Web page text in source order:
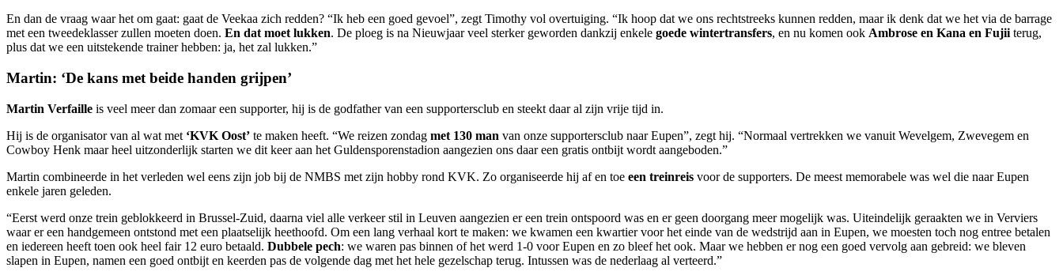
En dan de vraag waar het om gaat: gaat de Veekaa zich redden? “Ik heb een goed gevoel”, zegt Timothy vol overtuiging. “Ik hoop dat we ons rechtstreeks kunnen redden, maar ik denk dat we het via de barrage
met een tweedeklasser zullen moeten doen. En dat moet lukken. De ploeg is na Nieuwjaar veel sterker geworden dankzij enkele goede wintertransfers, en nu komen ook Ambrose en Kana en Fujii terug,
plus dat we een uitstekende trainer hebben: ja, het zal lukken.”
Martin: ‘De kans met beide handen grijpen’
Martin Verfaille is veel meer dan zomaar een supporter, hij is de godfather van een supportersclub en steekt daar al zijn vrije tijd in.
Hij is de organisator van al wat met ‘KVK Oost’ te maken heeft. “We reizen zondag met 130 man van onze supportersclub naar Eupen”, zegt hij. “Normaal vertrekken we vanuit Wevelgem, Zwevegem en
Cowboy Henk maar heel uitzonderlijk starten we dit keer aan het Guldensporenstadion aangezien ons daar een gratis ontbijt wordt aangeboden.”
Martin combineerde in het verleden wel eens zijn job bij de NMBS met zijn hobby rond KVK. Zo organiseerde hij af en toe een treinreis voor de supporters. De meest memorabele was wel die naar Eupen
enkele jaren geleden.
“Eerst werd onze trein geblokkeerd in Brussel-Zuid, daarna viel alle verkeer stil in Leuven aangezien er een trein ontspoord was en er geen doorgang meer mogelijk was. Uiteindelijk geraakten we in Verviers
waar er een handgemeen ontstond met een plaatselijk heethoofd. Om een lang verhaal kort te maken: we kwamen een kwartier voor het einde van de wedstrijd aan in Eupen, we moesten toch nog entree betalen
en iedereen heeft toen ook heel fair 12 euro betaald. Dubbele pech: we waren pas binnen of het werd 1-0 voor Eupen en zo bleef het ook. Maar we hebben er nog een goed vervolg aan gebreid: we bleven
slapen in Eupen, namen een goed ontbijt en keerden pas de volgende dag met het hele gezelschap terug. Intussen was de nederlaag al verteerd.”